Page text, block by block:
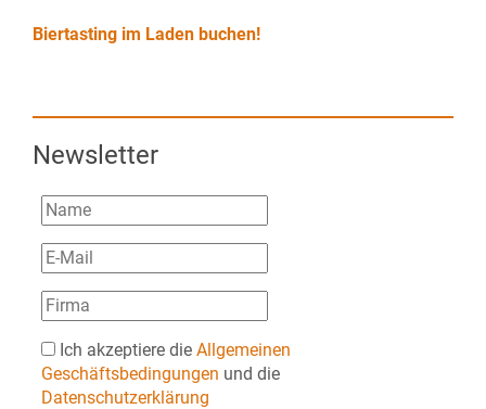
Biertasting im Laden buchen!
Newsletter
Ich akzeptiere die Allgemeinen
Geschäftsbedingungen und die
Datenschutzerklärung